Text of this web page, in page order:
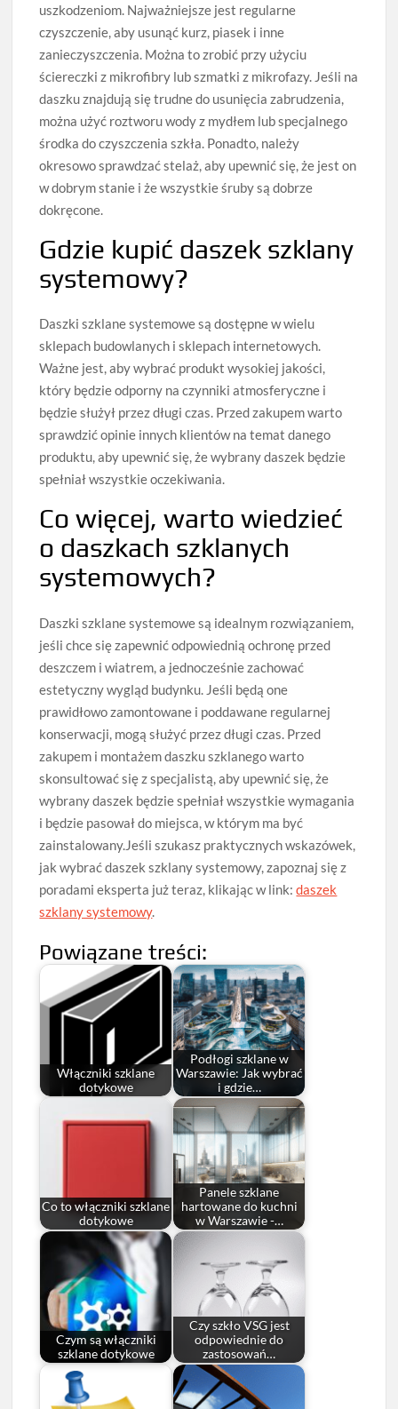
uszkodzeniom. Najważniejsze jest regularne
czyszczenie, aby usunąć kurz, piasek i inne
zanieczyszczenia. Można to zrobić przy użyciu
ściereczki z mikrofibry lub szmatki z mikrofazy. Jeśli na
daszku znajdują się trudne do usunięcia zabrudzenia,
można użyć roztworu wody z mydłem lub specjalnego
środka do czyszczenia szkła. Ponadto, należy
okresowo sprawdzać stelaż, aby upewnić się, że jest on
w dobrym stanie i że wszystkie śruby są dobrze
dokręcone.
Gdzie kupić daszek szklany
systemowy?
Daszki szklane systemowe są dostępne w wielu
sklepach budowlanych i sklepach internetowych.
Ważne jest, aby wybrać produkt wysokiej jakości,
który będzie odporny na czynniki atmosferyczne i
będzie służył przez długi czas. Przed zakupem warto
sprawdzić opinie innych klientów na temat danego
produktu, aby upewnić się, że wybrany daszek będzie
spełniał wszystkie oczekiwania.
Co więcej, warto wiedzieć
o daszkach szklanych
systemowych?
Daszki szklane systemowe są idealnym rozwiązaniem,
jeśli chce się zapewnić odpowiednią ochronę przed
deszczem i wiatrem, a jednocześnie zachować
estetyczny wygląd budynku. Jeśli będą one
prawidłowo zamontowane i poddawane regularnej
konserwacji, mogą służyć przez długi czas. Przed
zakupem i montażem daszku szklanego warto
skonsultować się z specjalistą, aby upewnić się, że
wybrany daszek będzie spełniał wszystkie wymagania
i będzie pasował do miejsca, w którym ma być
zainstalowany.Jeśli szukasz praktycznych wskazówek,
jak wybrać daszek szklany systemowy, zapoznaj się z
poradami eksperta już teraz, klikając w link:daszek
szklany systemowy.
Powiązane treści:
Włączniki szklane
dotykowe
Podłogi szklane w
Warszawie: Jak wybrać
i gdzie…
Co to włączniki szklane
dotykowe
Panele szklane
hartowane do kuchni
w Warszawie -…
Czym są włączniki
szklane dotykowe
Czy szkło VSG jest
odpowiednie do
zastosowań…